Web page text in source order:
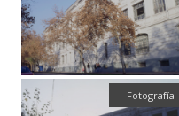
Fotografía